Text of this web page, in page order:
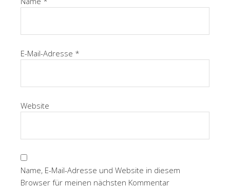
E-Mail-Adresse *
Website
Name, E-Mail-Adresse und Website in diesem
Browser für meinen nächsten Kommentar